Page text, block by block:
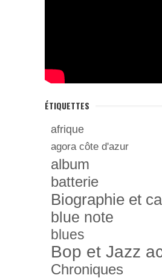
ÉTIQUETTES
afrique
agora côte d'azur
album
batterie
Biographie et
blue note
blues
Bop et Jazz
Chroniques